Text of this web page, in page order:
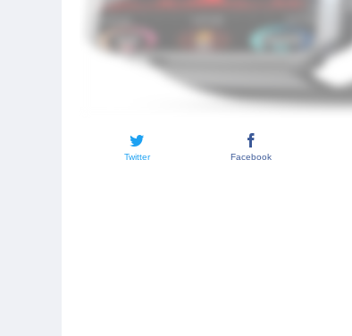
Twitter Facebook